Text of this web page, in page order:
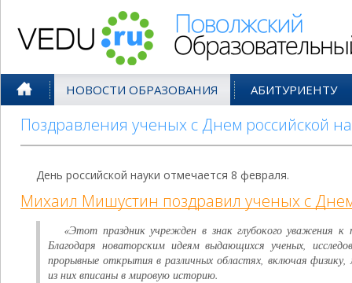
НОВОСТИ ОБРАЗОВАНИЯ АБИТУРИЕНТУ
Поздравления ученых с Днем российской
День российской науки отмечается 8 февраля.
Михаил Мишустин поздравил ученых с
«Этот праздник учрежден в знак глубокого уважения к
Благодаря новаторским идеям выдающихся ученых,
прорывные открытия в различных областях, включая
из них вписаны в мировую историю.